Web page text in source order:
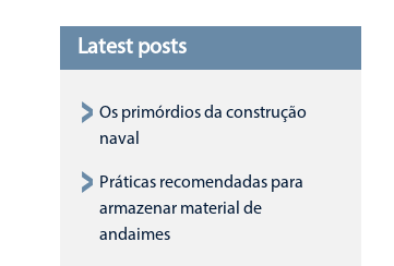
Latest posts
Os primórdios da construção
naval
Práticas recomendadas para
armazenar material de
andaimes